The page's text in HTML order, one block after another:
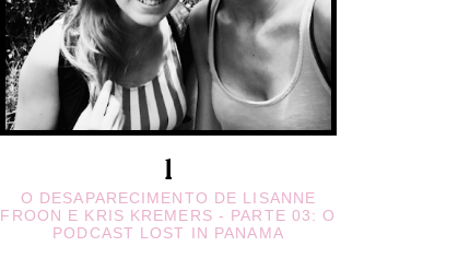
O DESAPARECIMENTO DE LISANNE
FROON E KRIS KREMERS - PARTE 03: O
PODCAST LOST IN PANAMA